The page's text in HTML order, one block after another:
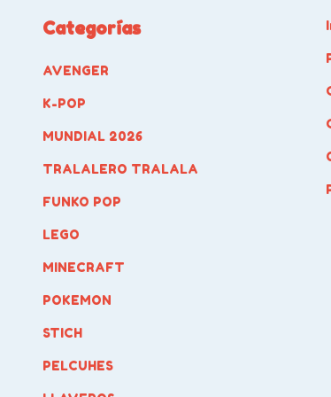
Categorías
AVENGER
K-POP
MUNDIAL 2026
TRALALERO TRALALA
FUNKO POP
LEGO
MINECRAFT
POKEMON
STICH
PELCUHES